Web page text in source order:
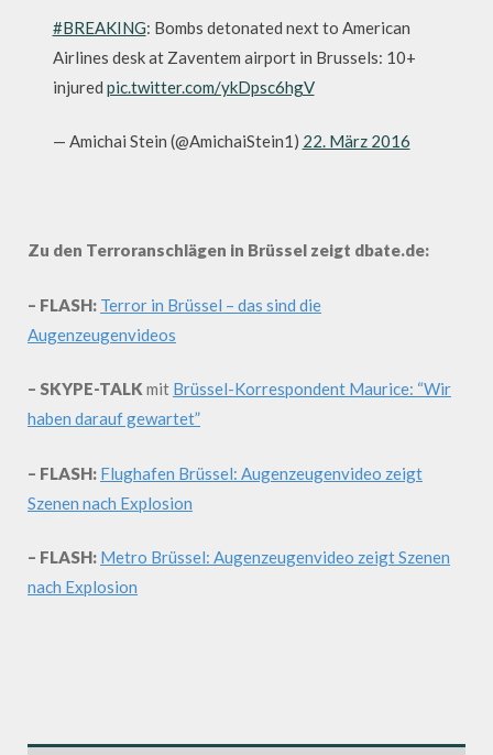
#BREAKING: Bombs detonated next to American
Airlines desk at Zaventem airport in Brussels: 10+
injured pic.twitter.com/ykDpsc6hgV
— Amichai Stein (@AmichaiStein1) 22. März 2016
Zu den Terroranschlägen in Brüssel zeigt dbate.de:
– FLASH: Terror in Brüssel – das sind die
Augenzeugenvideos
– SKYPE-TALK mit Brüssel-Korrespondent Maurice: “Wir
haben darauf gewartet”
– FLASH: Flughafen Brüssel: Augenzeugenvideo zeigt
Szenen nach Explosion
– FLASH: Metro Brüssel: Augenzeugenvideo zeigt Szenen
nach Explosion